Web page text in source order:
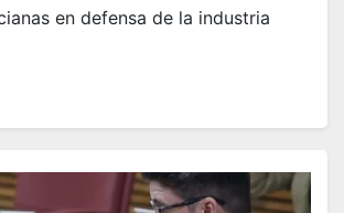
en defensa de la industria